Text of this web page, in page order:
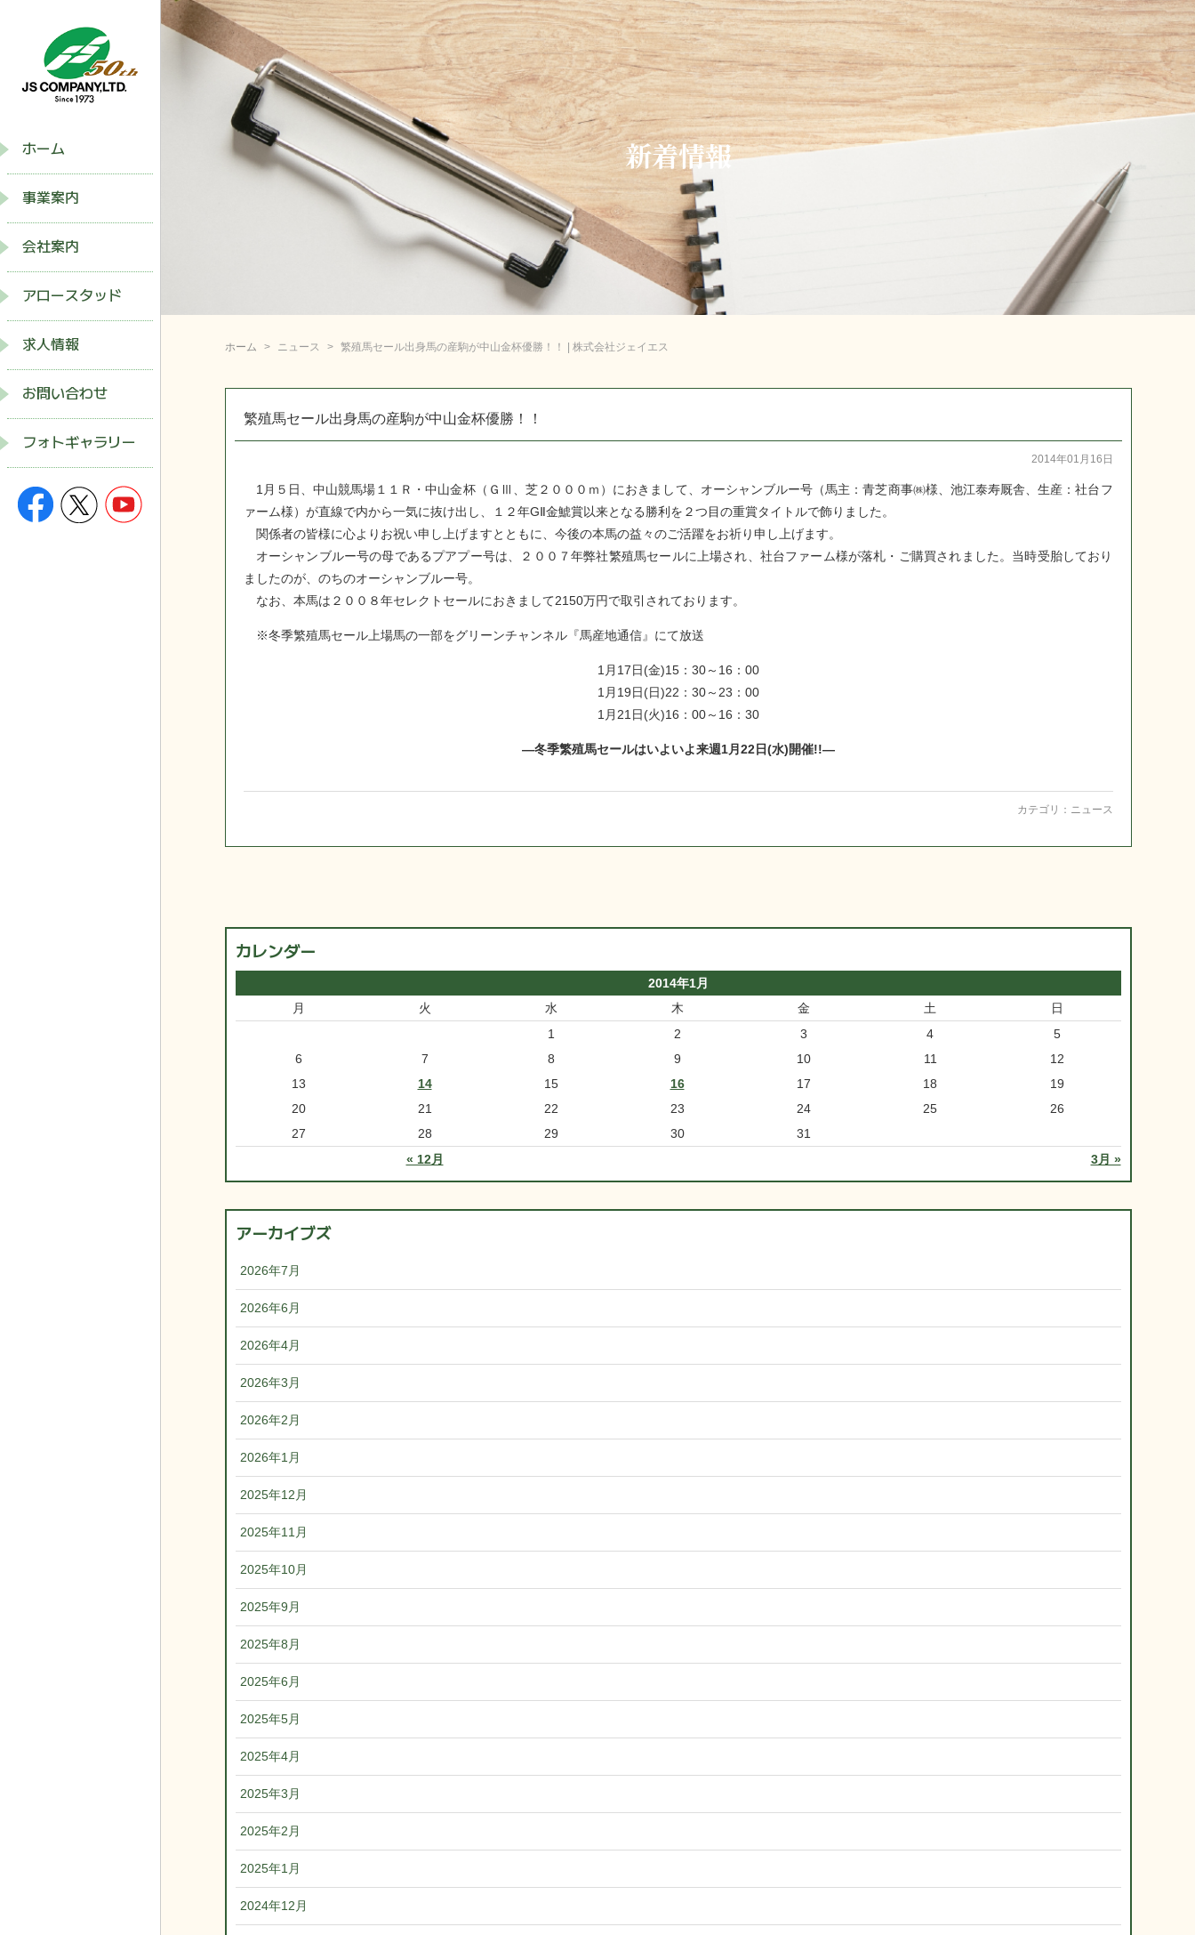
ホーム
事業案内
会社案内
アロースタッド
求人情報
お問い合わせ
フォトギャラリー
新着情報
ホーム ニュース 繁殖馬セール出身馬の産駒が中山金杯優勝！！ | 株式会社ジェイエス
繁殖馬セール出身馬の産駒が中山金杯優勝！！
2014年01月16日
1月５日、中山競馬場１１Ｒ・中山金杯（ＧⅢ、芝２０００ｍ）におきまして、オーシャンブルー号（馬主：青芝商事㈱様、池江泰寿厩舎、生産：社台フ
ァーム様）が直線で内から一気に抜け出し、１２年GⅡ金鯱賞以来となる勝利を２つ目の重賞タイトルで飾りました。
関係者の皆様に心よりお祝い申し上げますとともに、今後の本馬の益々のご活躍をお祈り申し上げます。
オーシャンブルー号の母であるプアプー号は、２００７年弊社繁殖馬セールに上場され、社台ファーム様が落札・ご購買されました。当時受胎しており
ましたのが、のちのオーシャンブルー号。
なお、本馬は２００８年セレクトセールにおきまして2150万円で取引されております。
※冬季繁殖馬セール上場馬の一部をグリーンチャンネル『馬産地通信』にて放送
1月17日(金)15：30～16：00
1月19日(日)22：30～23：00
1月21日(火)16：00～16：30
―冬季繁殖馬セールはいよいよ来週1月22日(水)開催!!―
カテゴリ： ニュース
カレンダー
2014年1月
月
火 水 木 金 土 日
« 12月 3月 »
1 2 3 4
5
6
7 8 9 10 11
12
13
14 15 16 17 18
19
20
21 22 23 24 25
26
27
28 29 30 31
アーカイブズ
2026年7月
2026年6月
2026年4月
2026年3月
2026年2月
2026年1月
2025年12月
2025年11月
2025年10月
2025年9月
2025年8月
2025年6月
2025年5月
2025年4月
2025年3月
2025年2月
2025年1月
2024年12月